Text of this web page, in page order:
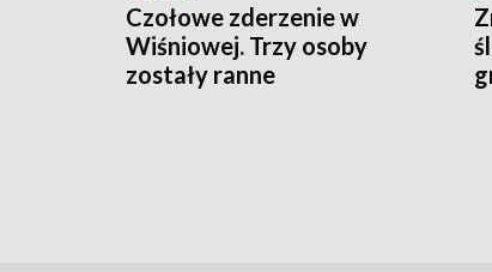
Czołowe zderzenie w
Wiśniowej. Trzy osoby
zostały ranne